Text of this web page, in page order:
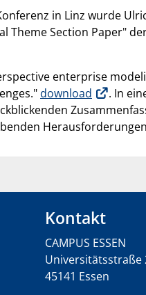
in Linz wurde
Theme Section Paper"
enterprise
download
. In
Kontakt
CAMPUS ESSEN
Universitätsstraße
45141 Essen